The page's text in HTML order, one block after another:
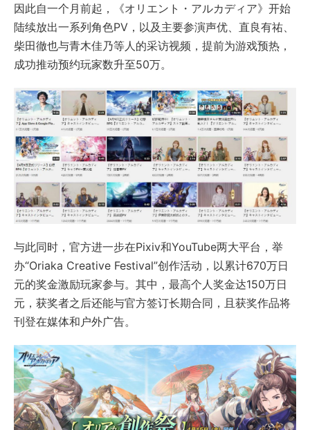
因此自一个月前起，《オリエント・アルカディア》开始
陆续放出一系列角色PV，以及主要参演声优、直良有祐、
柴田徹也与青木佳乃等人的采访视频，提前为游戏预热，
成功推动预约玩家数升至50万。
与此同时，官方进一步在Pixiv和YouTube两大平台，举
办“Oriaka Creative Festival”创作活动，以累计670万日
元的奖金激励玩家参与。其中，最高个人奖金达150万日
元，获奖者之后还能与官方签订长期合同，且获奖作品将
刊登在媒体和户外广告。